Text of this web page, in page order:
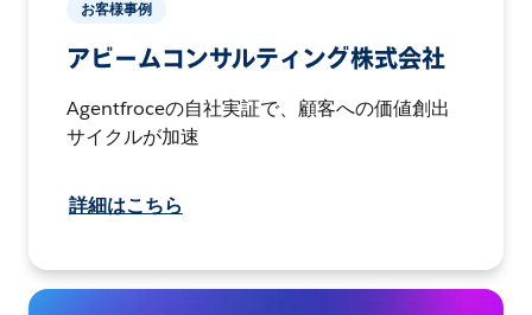
お客様事例
アビームコンサルティング株式会社
Agentfroceの自社実証で、顧客への価値創出
サイクルが加速
詳細はこちら